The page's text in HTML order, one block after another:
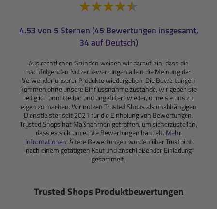
4.53 von 5 Sternen (45 Bewertungen insgesamt,
34 auf Deutsch)
Aus rechtlichen Gründen weisen wir darauf hin, dass die
nachfolgenden Nutzerbewertungen allein die Meinung der
Verwender unserer Produkte wiedergeben. Die Bewertungen
kommen ohne unsere Einflussnahme zustande, wir geben sie
lediglich unmittelbar und ungefiltert wieder, ohne sie uns zu
eigen zu machen. Wir nutzen Trusted Shops als unabhängigen
Dienstleister seit 2021 für die Einholung von Bewertungen.
Trusted Shops hat Maßnahmen getroffen, um sicherzustellen,
dass es sich um echte Bewertungen handelt. Mehr
Informationen. Ältere Bewertungen wurden über Trustpilot
nach einem getätigten Kauf und anschließender Einladung
gesammelt.
Trusted Shops Produktbewertungen